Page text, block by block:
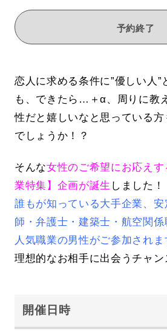
予約終了
恋人に求める条件に”優しい人”
も、できたら…＋α、周りに教
性だと嬉しいなと思っている
でしょうか！？
そんな女性のご希望にお応え
業特集】企画が誕生 しました！
誰もが知っている大手企業、
師・弁護士・建築士・航空関
人気職業の男性がご参加されま
理想的なお相手に出会うチャン
開催日時